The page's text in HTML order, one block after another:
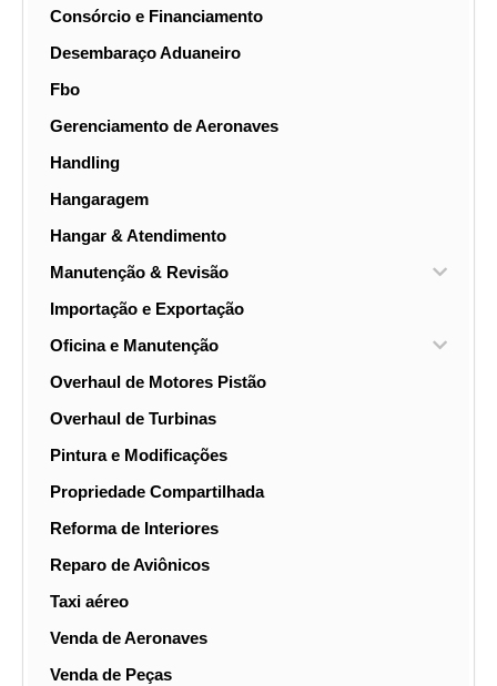
Consórcio e Financiamento
Desembaraço Aduaneiro
Fbo
Gerenciamento de Aeronaves
Handling
Hangaragem
Hangar & Atendimento
Manutenção & Revisão
Importação e Exportação
Oficina e Manutenção
Overhaul de Motores Pistão
Overhaul de Turbinas
Pintura e Modificações
Propriedade Compartilhada
Reforma de Interiores
Reparo de Aviônicos
Taxi aéreo
Venda de Aeronaves
Venda de Peças